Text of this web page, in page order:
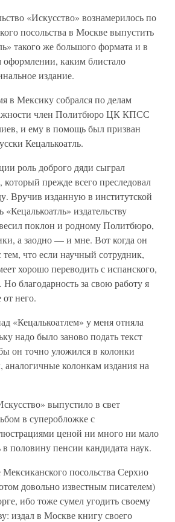
«Искусство» вознамерилось по
посольства в Москве выпустить
такого же большого формата и в
каким блистало
издание.
в Мексику собрался по делам
член Политбюро ЦК КПСС
и ему в помощь был призван
Кецалькоатль.
роль доброго дяди сыграл
прежде всего преследовал
Вручив изданную в институтской
издательству
поклон и родному Политбюро,
а заодно — и мне. Вот когда он
что если научный сотрудник,
хорошо переводить с испанского,
Но благодарность за свою работу я
него.
«Кецалькоатлем» у меня отняла
надо было заново подать текст
он точно уложился в колонки
аналогичные колонкам издания на
выпустило в свет
в суперобложке с
ценой ни много ни мало
в половину пенсии кандидата наук.
посольства Серхио
довольно известным писателем)
ибо тоже сумел угодить своему
издал в Москве книгу своего